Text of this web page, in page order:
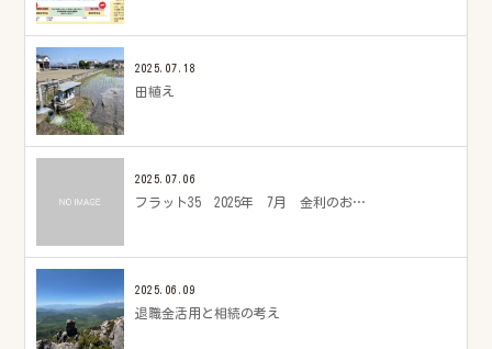
2025.07.18
田植え
2025.07.06
フラット35 2025年 7月 金利のお…
2025.06.09
退職金活用と相続の考え